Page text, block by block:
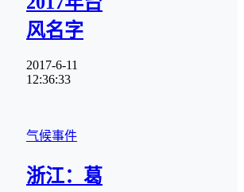
风名字
2017-6-11
12:36:33
气候事件
浙江：葛